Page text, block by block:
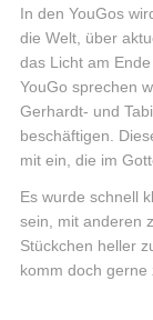
In den YouGos
die Welt, über
das Licht am
YouGo sprechen
Gerhardt- und
beschäftigen.
mit ein, die im
Es wurde schnell
sein, mit anderen
Stückchen heller
komm doch gerne